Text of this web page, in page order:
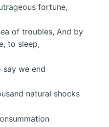
fortune,
of troubles, And by
to sleep,
say we end
natural shocks